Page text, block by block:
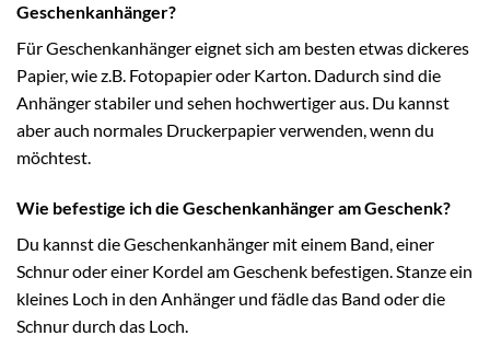
Geschenkanhänger?
Für Geschenkanhänger eignet sich am besten etwas dickeres
Papier, wie z.B. Fotopapier oder Karton. Dadurch sind die
Anhänger stabiler und sehen hochwertiger aus. Du kannst
aber auch normales Druckerpapier verwenden, wenn du
möchtest.
Wie befestige ich die Geschenkanhänger am Geschenk?
Du kannst die Geschenkanhänger mit einem Band, einer
Schnur oder einer Kordel am Geschenk befestigen. Stanze ein
kleines Loch in den Anhänger und fädle das Band oder die
Schnur durch das Loch.